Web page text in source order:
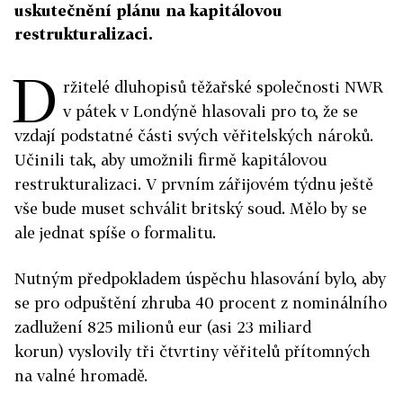
uskutečnění plánu na kapitálovou
restrukturalizaci.
D ržitelé dluhopisů těžařské společnosti NWR
v pátek v Londýně hlasovali pro to, že se
vzdají podstatné části svých věřitelských nároků.
Učinili tak, aby umožnili firmě kapitálovou
restrukturalizaci. V prvním zářijovém týdnu ještě
vše bude muset schválit britský soud. Mělo by se
ale jednat spíše o formalitu.
Nutným předpokladem úspěchu hlasování bylo, aby
se pro odpuštění zhruba 40 procent z nominálního
zadlužení 825 milionů eur (asi 23 miliard
korun) vyslovily tři čtvrtiny věřitelů přítomných
na valné hromadě.